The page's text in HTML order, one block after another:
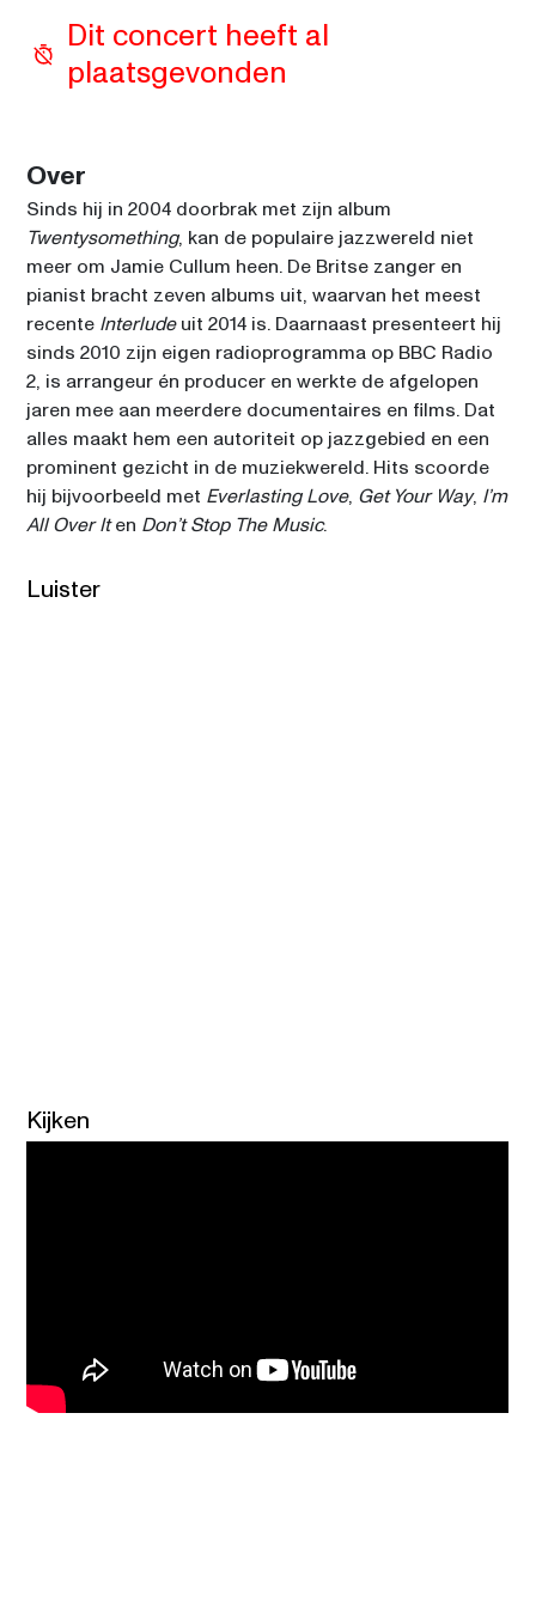
Dit concert heeft al
plaatsgevonden
Over
Twentysomething, kan de populaire jazzwereld niet
meer om Jamie Cullum heen. De Britse zanger en
pianist bracht zeven albums uit, waarvan het meest
recente Interlude uit 2014 is. Daarnaast presenteert hij
sinds 2010 zijn eigen radioprogramma op BBC Radio
2, is arrangeur én producer en werkte de afgelopen
jaren mee aan meerdere documentaires en films. Dat
alles maakt hem een autoriteit op jazzgebied en een
prominent gezicht in de muziekwereld. Hits scoorde
hij bijvoorbeeld met Everlasting Love, Get Your Way, I’m
All Over It en Don’t Stop The Music.
Luister
Kijken